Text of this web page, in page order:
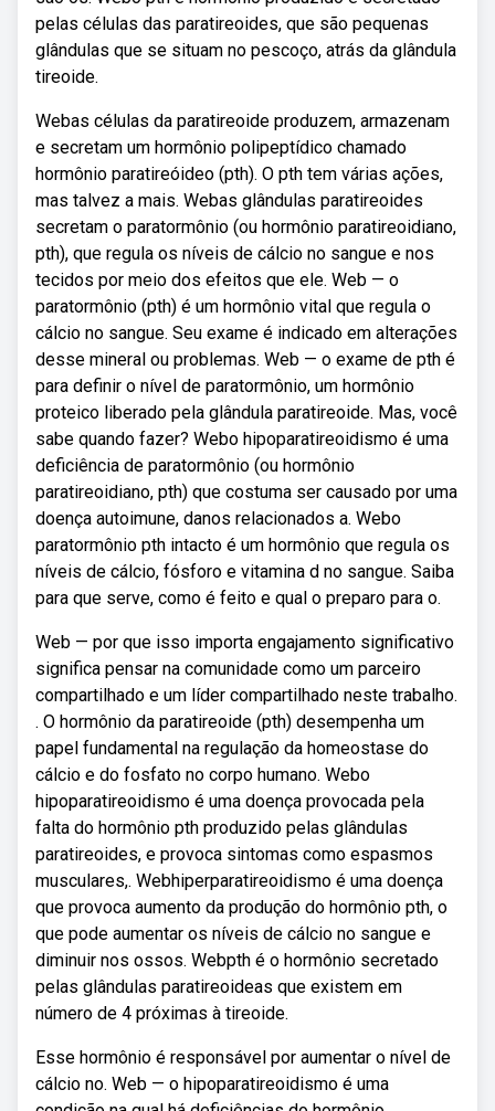
pelas células das paratireoides, que são pequenas
glândulas que se situam no pescoço, atrás da glândula
tireoide.
Webas células da paratireoide produzem, armazenam
e secretam um hormônio polipeptídico chamado
hormônio paratireóideo (pth). O pth tem várias ações,
mas talvez a mais. Webas glândulas paratireoides
secretam o paratormônio (ou hormônio paratireoidiano,
pth), que regula os níveis de cálcio no sangue e nos
tecidos por meio dos efeitos que ele. Web — o
paratormônio (pth) é um hormônio vital que regula o
cálcio no sangue. Seu exame é indicado em alterações
desse mineral ou problemas. Web — o exame de pth é
para definir o nível de paratormônio, um hormônio
proteico liberado pela glândula paratireoide. Mas, você
sabe quando fazer? Webo hipoparatireoidismo é uma
deficiência de paratormônio (ou hormônio
paratireoidiano, pth) que costuma ser causado por uma
doença autoimune, danos relacionados a. Webo
paratormônio pth intacto é um hormônio que regula os
níveis de cálcio, fósforo e vitamina d no sangue. Saiba
para que serve, como é feito e qual o preparo para o.
Web — por que isso importa engajamento significativo
significa pensar na comunidade como um parceiro
compartilhado e um líder compartilhado neste trabalho.
. O hormônio da paratireoide (pth) desempenha um
papel fundamental na regulação da homeostase do
cálcio e do fosfato no corpo humano. Webo
hipoparatireoidismo é uma doença provocada pela
falta do hormônio pth produzido pelas glândulas
paratireoides, e provoca sintomas como espasmos
musculares,. Webhiperparatireoidismo é uma doença
que provoca aumento da produção do hormônio pth, o
que pode aumentar os níveis de cálcio no sangue e
diminuir nos ossos. Webpth é o hormônio secretado
pelas glândulas paratireoideas que existem em
número de 4 próximas à tireoide.
Esse hormônio é responsável por aumentar o nível de
cálcio no. Web — o hipoparatireoidismo é uma